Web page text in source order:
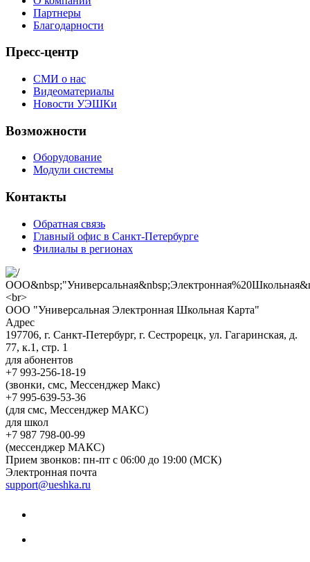
Партнеры
Благодарности
Пресс-центр
СМИ о нас
Видеоматериалы
Новости УЭШКи
Возможности
Оборудование
Модули системы
Контакты
Обратная связь
Главный офис в Санкт-Петербурге
Филиалы в регионах
ООО "Универсальная Электронная Школьная Карта"
Адрес
197706, г. Санкт-Петербург, г. Сестрорецк, ул. Гагаринская, д.
77, к.1, стр. 1
для абонентов
+7 993-256-18-19
(звонки, смс, Мессенджер Макс)
+7 995-639-53-36
(для смс, Мессенджер МАКС)
для школ
+7 987 798-00-99
(мессенджер МАКС)
Прием звонков: пн-пт с 06:00 до 19:00 (МСК)
Электронная почта
support@ueshka.ru